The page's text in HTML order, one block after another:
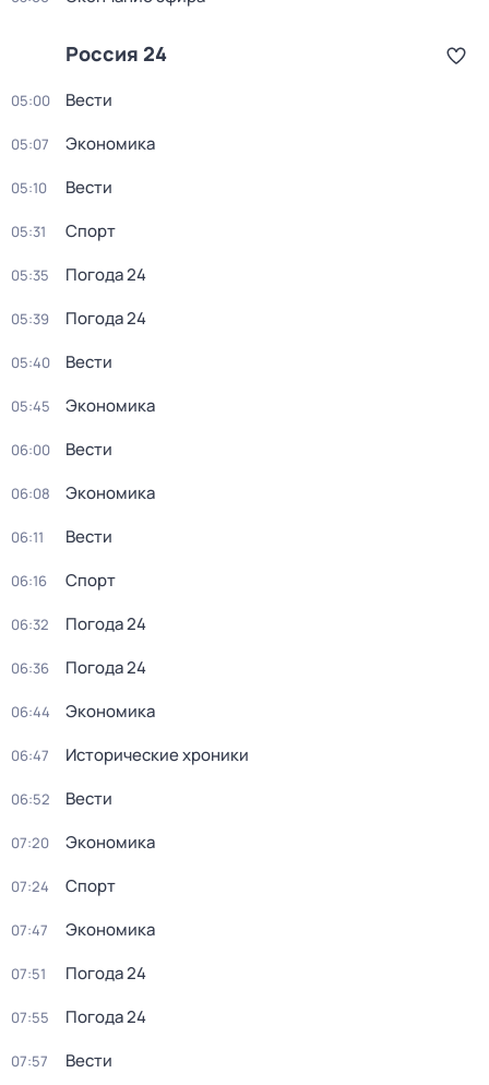
Россия 24
05:00 Вести
05:07 Экономика
05:10 Вести
05:31 Спорт
05:35 Погода 24
05:39 Погода 24
05:40 Вести
05:45 Экономика
06:00 Вести
06:08 Экономика
06:11 Вести
06:16 Спорт
06:32 Погода 24
06:36 Погода 24
06:44 Экономика
06:47 Исторические хроники
06:52 Вести
07:20 Экономика
07:24 Спорт
07:47 Экономика
07:51 Погода 24
07:55 Погода 24
07:57 Вести